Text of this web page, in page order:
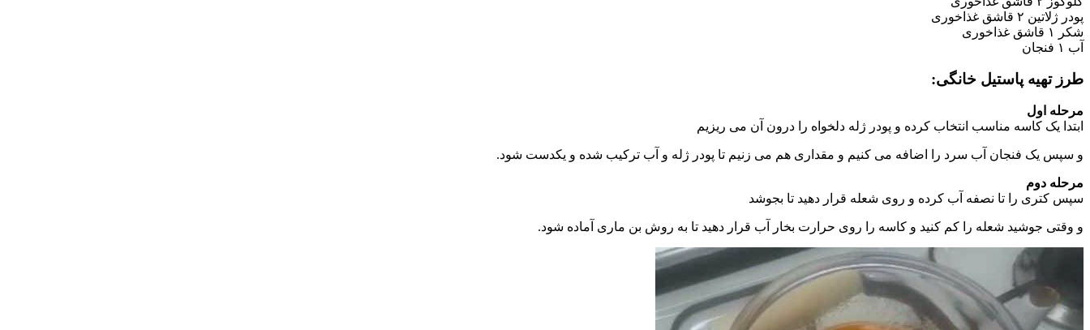
پودر ژلاتین ۲ قاشق غذاخوری
شکر ۱ قاشق غذاخوری
آب ۱ فنجان
طرز تهیه پاستیل خانگی:
مرحله اول
ابتدا یک کاسه مناسب انتخاب کرده و پودر ژله دلخواه را درون آن می ریزیم
و سپس یک فنجان آب سرد را اضافه می کنیم و مقداری هم می زنیم تا پودر ژله و آب ترکیب شده و یکدست شود.
مرحله دوم
سپس کتری را تا نصفه آب کرده و روی شعله قرار دهید تا بجوشد
و وقتی جوشید شعله را کم کنید و کاسه را روی حرارت بخار آب قرار دهید تا به روش بن ماری آماده شود.